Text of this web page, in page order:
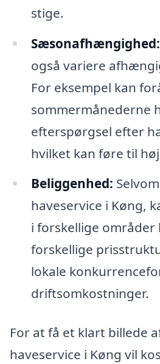
stige.
Sæsonafhængighed:
også variere
For eksempel kan
sommermånederne
efterspørgsel efter
hvilket kan føre til
Beliggenhed:
haveservice i Køng,
i forskellige områder
forskellige
lokale
driftsomkostninger.
For at få et klart billede
haveservice i Køng vil